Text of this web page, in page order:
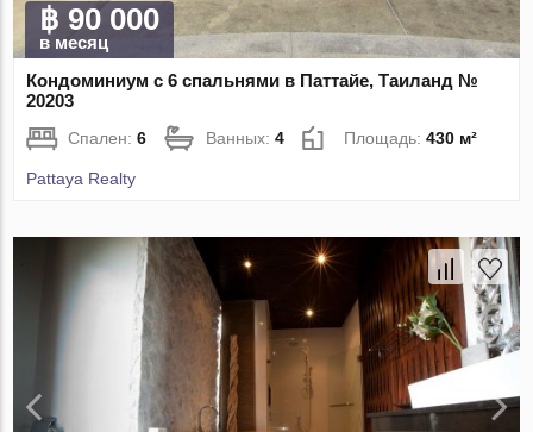
฿ 90 000
в месяц
Кондоминиум с 6 спальнями в Паттайе, Таиланд №
20203
Спален:6 Ванных:4 Площадь:430 м²
Pattaya Realty